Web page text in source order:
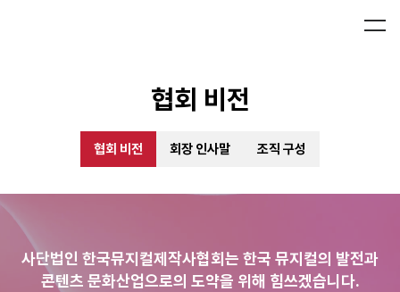
협회 비전
협회 비전 회장 인사말 조직 구성
사단법인 한국뮤지컬제작사협회는 한국 뮤지컬의 발전과
콘텐츠 문화산업으로의 도약을 위해 힘쓰겠습니다.